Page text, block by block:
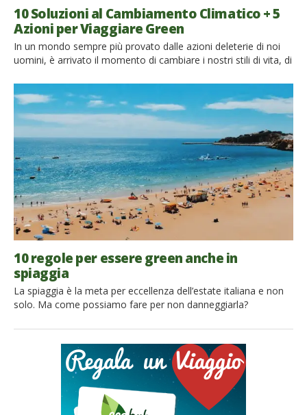
10 Soluzioni al Cambiamento Climatico + 5
Azioni per Viaggiare Green
In un mondo sempre più provato dalle azioni deleterie di noi
uomini, è arrivato il momento di cambiare i nostri stili di vita, di
natura. Così come gli effetti negativi del cambiamento
climatico coinvolgono più o meno tutti, così la riduzione
dell’impatto ambientale riguarda […]
10 regole per essere green anche in
spiaggia
La spiaggia è la meta per eccellenza dell’estate italiana e non
solo. Ma come possiamo fare per non danneggiarla?
ombrellone, il suono delle onde e magari un buon libro: è
questo lo scenario da spiaggia che molti sognano tutto l’anno
e che non vedono l’ora di vivere durante […]